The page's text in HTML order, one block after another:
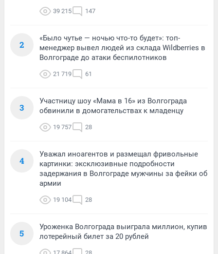
39 215 147
2
«Было чутье — ночью что-то будет»: топ-
менеджер вывел людей из склада Wildberries в
Волгограде до атаки беспилотников
21 719 61
3
Участницу шоу «Мама в 16» из Волгограда
обвинили в домогательствах к младенцу
19 757 28
4
Уважал иноагентов и размещал фривольные
картинки: эксклюзивные подробности
задержания в Волгограде мужчины за фейки об
армии
19 104 28
5
Уроженка Волгограда выиграла миллион, купив
лотерейный билет за 20 рублей